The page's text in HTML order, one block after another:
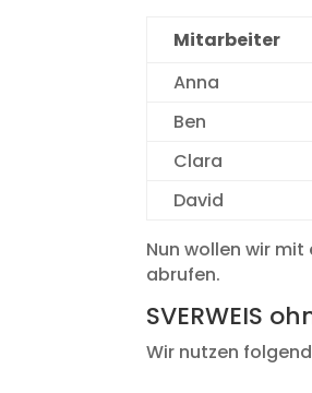
Mitarbeiter
Anna
Ben
Clara
David
Nun wollen wir
abrufen.
SVERWEIS
Wir nutzen